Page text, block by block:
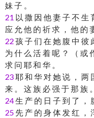
妹 子 。
21 以 撒 因 他 妻 子 不 生
应 允 他 的 祈 求 ， 他 的
22孩 子 们 在 她 腹 中 彼
为 什 么 活 着 呢 ？ （ 或
求 问 耶 和 华 。
23耶 和 华 对 她 说 ， 两
来 。 这 族 必 强 于 那 族
24生 产 的 日 子 到 了 ，
25 先 产 的 身 体 发 红 ，